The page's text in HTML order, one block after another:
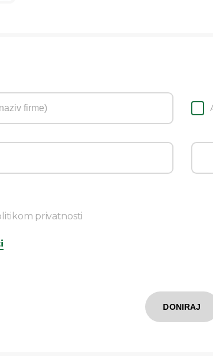
privatnosti
DONIRAJ